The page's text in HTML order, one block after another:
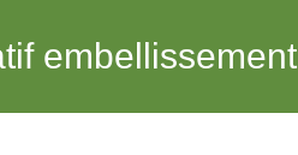
embellissement